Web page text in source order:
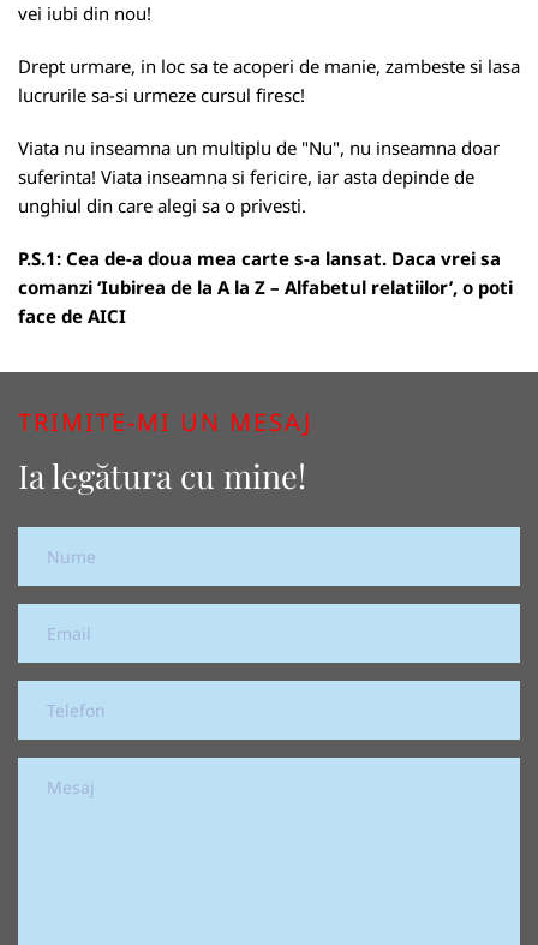
vei iubi din nou!
Drept urmare, in loc sa te acoperi de manie, zambeste si lasa
lucrurile sa-si urmeze cursul firesc!
Viata nu inseamna un multiplu de "Nu", nu inseamna doar
suferinta! Viata inseamna si fericire, iar asta depinde de
unghiul din care alegi sa o privesti.
P.S.1: Cea de-a doua mea carte s-a lansat. Daca vrei sa
comanzi ‘Iubirea de la A la Z – Alfabetul relatiilor’, o poti
face de AICI
TRIMITE-MI UN MESAJ
Ia legătura cu mine!